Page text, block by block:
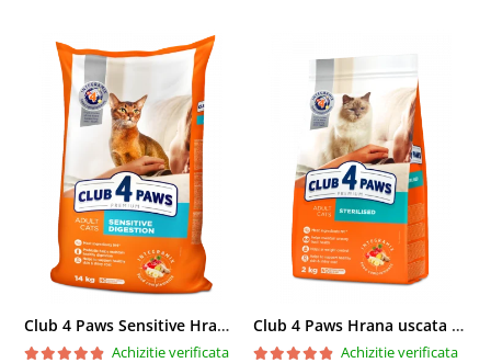
Club 4 Paws Sensitive Hrana uscata pisici adulte, 14kg
Achizitie verificata
Club 4 Paws Hrana uscata pisici sterilizate, 2kg
Achizitie verificata